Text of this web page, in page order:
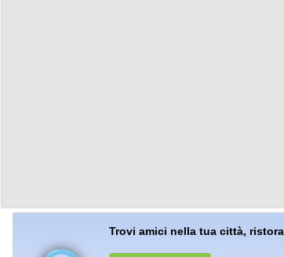
Trovi amici nella tua città,